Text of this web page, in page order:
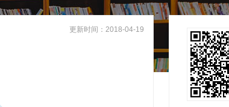
更新时间：2018-04-19